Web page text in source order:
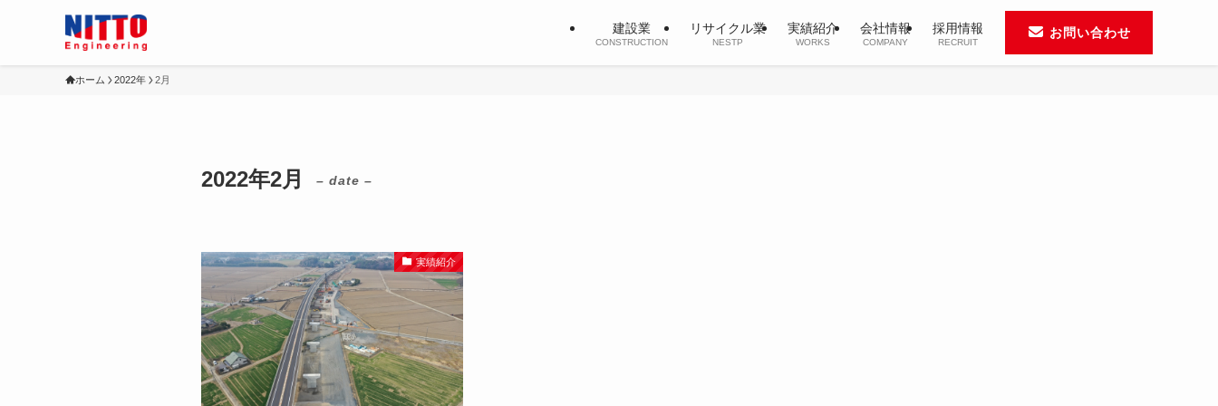
建設業
CONSTRUCTION
リサイクル業
NESTP
実績紹介
WORKS
会社情報
COMPANY
採用情報
RECRUIT
お問い合わせ
ホーム 2022年 2月
2022年2月 – date –
実績紹介